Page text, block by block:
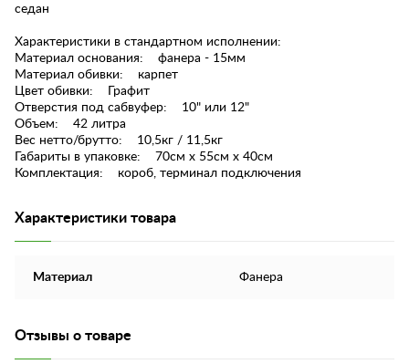
седан
Характеристики в стандартном исполнении:
Материал основания: фанера - 15мм
Материал обивки: карпет
Цвет обивки: Графит
Отверстия под сабвуфер: 10" или 12"
Объем: 42 литра
Вес нетто/брутто: 10,5кг / 11,5кг
Габариты в упаковке: 70см х 55см х 40см
Комплектация: короб, терминал подключения
Характеристики товара
Материал Фанера
Отзывы о товаре